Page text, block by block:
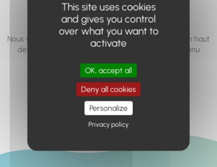
pas... ou plus.
Nous vous invitons à utiliser le moteur de recherche en haut
de page, ou à utiliser le menu pour trouver le contenu
Retour à l'accueil
This site uses cookies
and gives you control
over what you want to
activate
OK, accept all
Deny all cookies
Personalize
Privacy policy